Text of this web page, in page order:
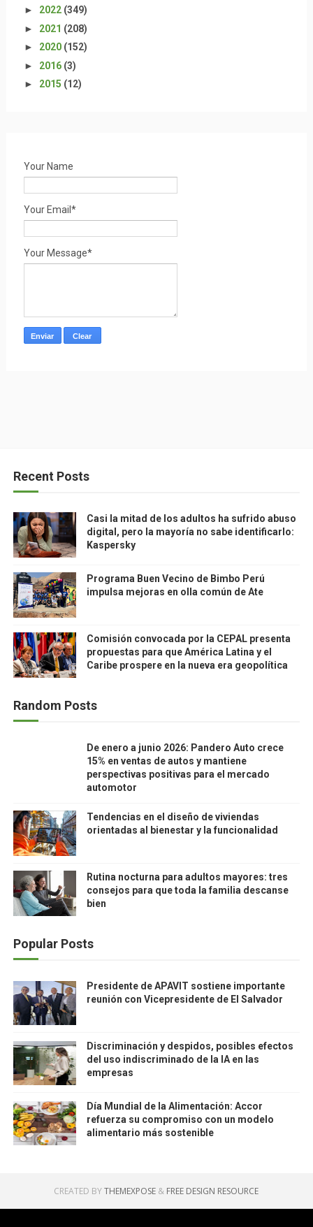
► 2022 (349)
► 2021 (208)
► 2020 (152)
► 2016 (3)
► 2015 (12)
Your Name
Your Email*
Your Message*
Recent Posts
Casi la mitad de los adultos ha sufrido abuso
digital, pero la mayoría no sabe identificarlo:
Kaspersky
Programa Buen Vecino de Bimbo Perú
impulsa mejoras en olla común de Ate
Comisión convocada por la CEPAL presenta
propuestas para que América Latina y el
Caribe prospere en la nueva era geopolítica
Random Posts
De enero a junio 2026: Pandero Auto crece
15% en ventas de autos y mantiene
perspectivas positivas para el mercado
automotor
Tendencias en el diseño de viviendas
orientadas al bienestar y la funcionalidad
Rutina nocturna para adultos mayores: tres
consejos para que toda la familia descanse
bien
Popular Posts
Presidente de APAVIT sostiene importante
reunión con Vicepresidente de El Salvador
Discriminación y despidos, posibles efectos
del uso indiscriminado de la IA en las
empresas
Día Mundial de la Alimentación: Accor
refuerza su compromiso con un modelo
alimentario más sostenible
CREATED BYTHEMEXPOSE & FREE DESIGN RESOURCE